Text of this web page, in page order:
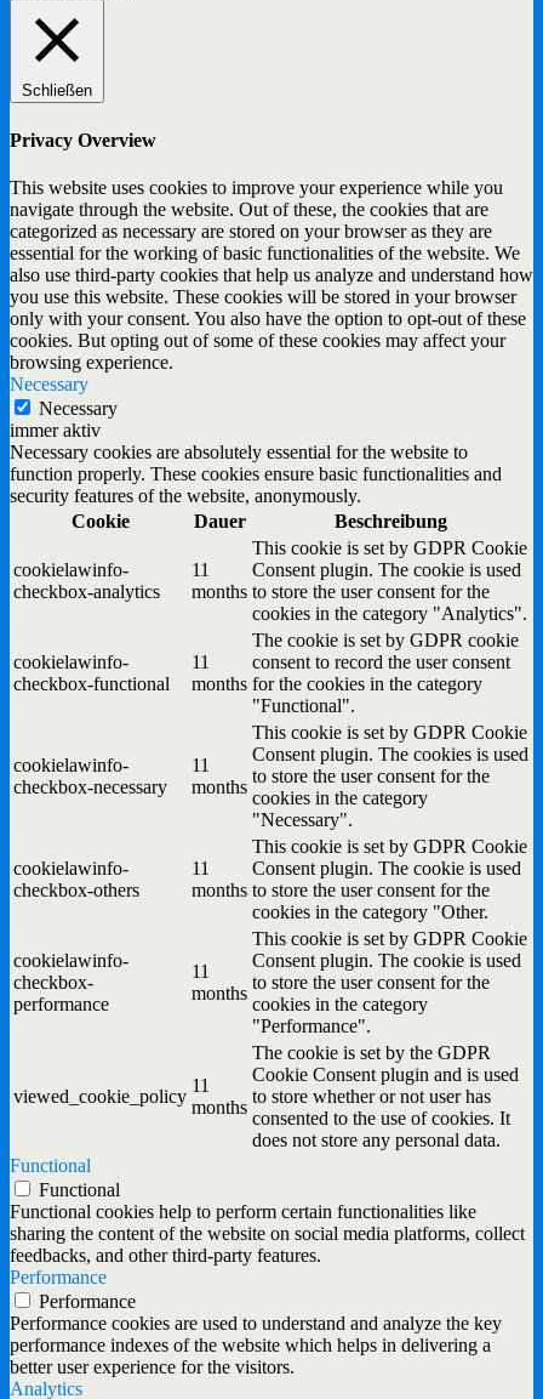
Schließen
Privacy Overview
This website uses cookies to improve your experience while you
navigate through the website. Out of these, the cookies that are
categorized as necessary are stored on your browser as they are
essential for the working of basic functionalities of the website. We
also use third-party cookies that help us analyze and understand how
you use this website. These cookies will be stored in your browser
only with your consent. You also have the option to opt-out of these
cookies. But opting out of some of these cookies may affect your
browsing experience.
Necessary
Necessary
immer aktiv
Necessary cookies are absolutely essential for the website to
function properly. These cookies ensure basic functionalities and
security features of the website, anonymously.
Cookie
Dauer Beschreibung
cookielawinfo-
checkbox-analytics
11
months
This cookie is set by GDPR Cookie
Consent plugin. The cookie is used
to store the user consent for the
cookies in the category "Analytics".
cookielawinfo-
checkbox-functional
11
months
The cookie is set by GDPR cookie
consent to record the user consent
for the cookies in the category
"Functional".
cookielawinfo-
checkbox-necessary
11
months
This cookie is set by GDPR Cookie
Consent plugin. The cookies is used
to store the user consent for the
cookies in the category
"Necessary".
cookielawinfo-
checkbox-others
11
months
This cookie is set by GDPR Cookie
Consent plugin. The cookie is used
to store the user consent for the
cookies in the category "Other.
cookielawinfo-
checkbox-
performance
11
months
This cookie is set by GDPR Cookie
Consent plugin. The cookie is used
to store the user consent for the
cookies in the category
"Performance".
viewed_cookie_policy
11
months
The cookie is set by the GDPR
Cookie Consent plugin and is used
to store whether or not user has
consented to the use of cookies. It
does not store any personal data.
Functional
Functional
Functional cookies help to perform certain functionalities like
sharing the content of the website on social media platforms, collect
feedbacks, and other third-party features.
Performance
Performance
Performance cookies are used to understand and analyze the key
performance indexes of the website which helps in delivering a
better user experience for the visitors.
Analytics